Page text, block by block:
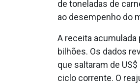
de toneladas de
ao desempenho do
A receita acumulada
bilhões. Os dados
que saltaram de
ciclo corrente. O